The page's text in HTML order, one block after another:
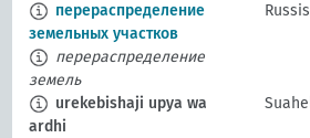
перераспределение
земельных участков
перераспределение
земель
urekebishaji upya wa
ardhi